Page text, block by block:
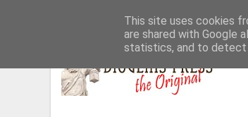
This site uses cookies
are shared with Google
statistics, and to detect